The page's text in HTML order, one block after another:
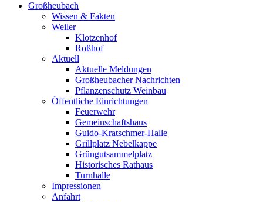
Großheubach
Wissen & Fakten
Weiler
Klotzenhof
Roßhof
Aktuell
Aktuelle Meldungen
Großheubacher Nachrichten
Pflanzenschutz Weinbau
Öffentliche Einrichtungen
Feuerwehr
Gemeinschaftshaus
Guido-Kratschmer-Halle
Grillplatz Nebelkappe
Grüngutsammelplatz
Historisches Rathaus
Turnhalle
Impressionen
Anfahrt